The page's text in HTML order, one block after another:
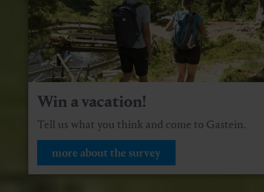
Win a vacation!
Tell us what you think and come to Gastein.
more about the survey